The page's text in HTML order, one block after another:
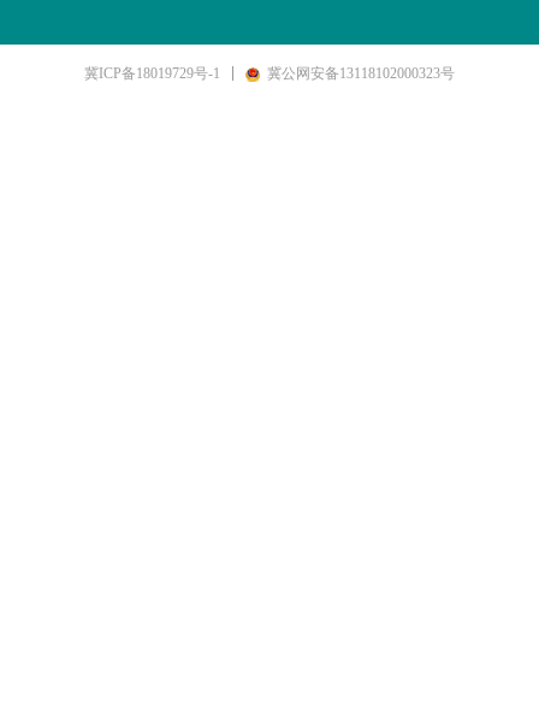
冀ICP备18019729号-1 冀公网安备13118102000323号